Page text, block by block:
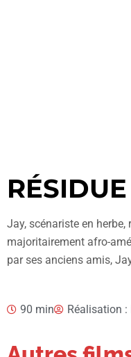
RÉSIDUE
Jay, scénariste en
majoritairement afro-
par ses anciens amis,
90 min Réalisation :